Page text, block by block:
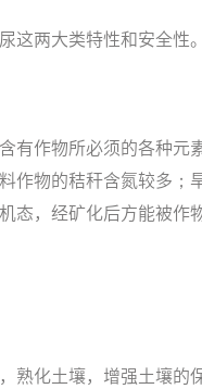
这两大类特性和安全性。
作物所必须的各种
物的秸秆含氮较多；
，经矿化后方能被作
化土壤，增强土壤